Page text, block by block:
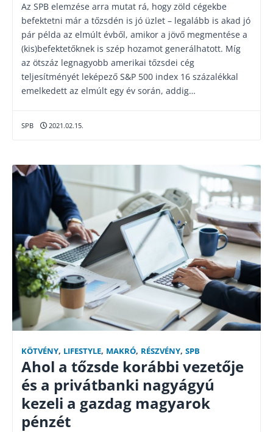
Az SPB elemzése arra mutat rá, hogy zöld cégekbe
befektetni már a tőzsdén is jó üzlet – legalább is akad jó
pár példa az elmúlt évből, amikor a jövő megmentése a
(kis)befektetőknek is szép hozamot generálhatott. Míg
az ötszáz legnagyobb amerikai tőzsdei cég
teljesítményét leképező S&P 500 index 16 százalékkal
emelkedett az elmúlt egy év során, addig…
SPB 2021.02.15.
KÖTVÉNY, LIFESTYLE, MAKRÓ, RÉSZVÉNY, SPB
Ahol a tőzsde korábbi vezetője
és a privátbanki nagyágyú
kezeli a gazdag magyarok
pénzét